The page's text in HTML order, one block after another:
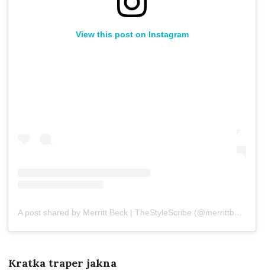
View this post on Instagram
A post shared by Merritt Beck | TheStyleScribe (@merrittbeck)
Kratka traper jakna